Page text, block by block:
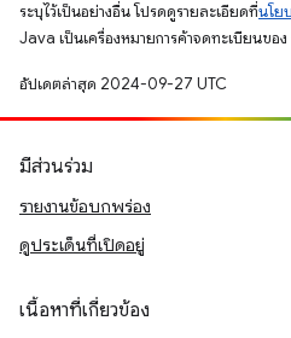
ระบุไว้เป็นอย่างอื่น โปรดดูรายละเอียดที่นโย
Java เป็นเครื่องหมายการค้าจดทะเบียนข
อัปเดตล่าสุด 2024-09-27 UTC
มีส่วนร่วม
รายงานข้อบกพร่อง
ดูประเด็นที่เปิดอยู่
เนื้อหาที่เกี่ยวข้อง